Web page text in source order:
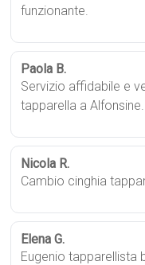
funzionante.
Paola B.
Servizio affidabile e
tapparella a Alfonsine.
Nicola R.
Cambio cinghia
Elena G.
Eugenio tapparellista